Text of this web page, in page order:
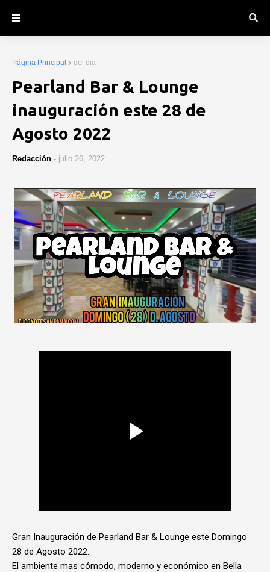
Página Principal del dia
Pearland Bar & Lounge
inauguración este 28 de
Agosto 2022
Redacción - julio 26, 2022
Gran Inauguración de Pearland Bar & Lounge este Domingo
28 de Agosto 2022.
El ambiente mas cómodo, moderno y económico en Bella